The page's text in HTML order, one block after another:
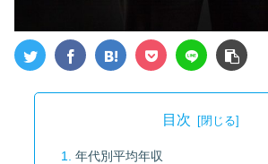
目次
年代別平均年収